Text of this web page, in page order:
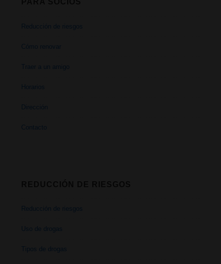
Reducción de riesgos
Cómo renovar
Traer a un amigo
Horarios
Dirección
Contacto
Reducción de riesgos
Uso de drogas
Tipos de drogas